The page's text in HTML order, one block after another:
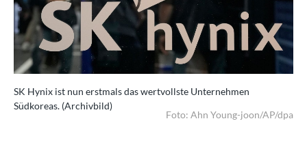
SK Hynix ist nun erstmals das wertvollste Unternehmen
Südkoreas. (Archivbild)
Foto: Ahn Young-joon/AP/dpa